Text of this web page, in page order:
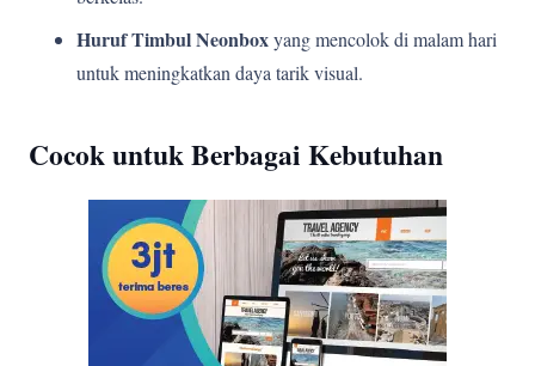
Huruf Timbul Neonboxyang mencolok di malam hari
untuk meningkatkan daya tarik visual.
Cocok untuk Berbagai Kebutuhan